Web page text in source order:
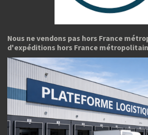
Nous ne vendons pas hors France
d'expéditions hors France